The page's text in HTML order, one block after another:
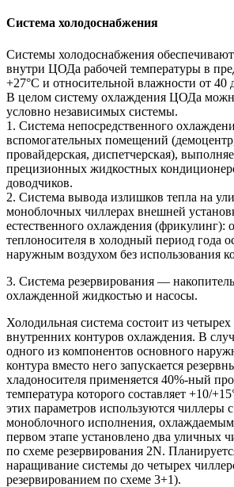
Система холодоснабжения
Системы холодоснабжения
внутри ЦОДа рабочей температуры в
+27°С и относительной влажности от 40
В целом систему охлаждения ЦОДа
условно независимых системы.
1. Система непосредственного
вспомогательных помещений
провайдерская, диспетчерская),
прецизионных жидкостных
доводчиков.
2. Система вывода излишков тепла на
моноблочных чиллерах внешней
естественного охлаждения (фрикулинг):
теплоносителя в холодный период года
наружным воздухом без использования
3. Система резервирования —
охлажденной жидкостью и насосы.
Холодильная система состоит из
внутренних контуров охлаждения. В
одного из компонентов основного
контура вместо него запускается
хладоносителя применяется 40%-ный
температура которого составляет +10/
этих параметров используются чиллеры
моноблочного исполнения,
первом этапе установлено два уличных
по схеме резервирования 2N.
наращивание системы до четырех
резервированием по схеме 3+1).